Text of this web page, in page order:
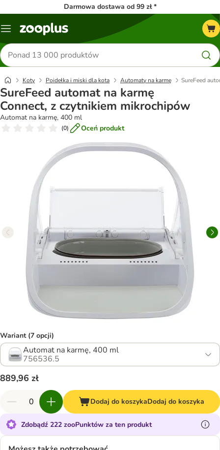
Darmowa dostawa od 99 zł *
Menu
Szukaj
produktów
Koty Poidełka i miski dla kota Automaty na karmę SureFeed
SureFeed automat na karmę
Connect, z czytnikiem mikrochipów
Automat na karmę, 400 ml
(0) Oceń produkt
Wariant (7 opcji)
Automat na karmę, 400 ml
756536.5
889,96 zł
Dodaj do koszykaDodaj do koszyka
Zdobądź 222 zooPunktów za ten produkt